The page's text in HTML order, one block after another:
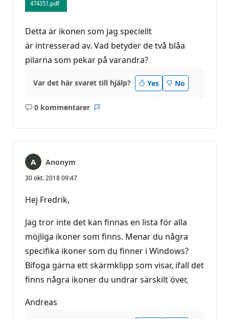
Detta är ikonen som jag speciellt
är intresserad av. Vad betyder de två blåa
pilarna som pekar på varandra?
Var det här svaret till hjälp? Yes No
0 kommentarer
Inga
Anonym
30 okt. 2018 09:47
Hej Fredrik,
Jag tror inte det kan finnas en lista för alla
möjliga ikoner som finns. Menar du några
specifika ikoner som du finner i Windows?
Bifoga gärna ett skärmklipp som visar, ifall det
finns några ikoner du undrar särskilt över,
Andreas